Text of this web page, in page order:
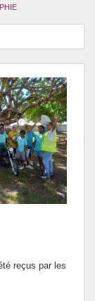
reçus par les